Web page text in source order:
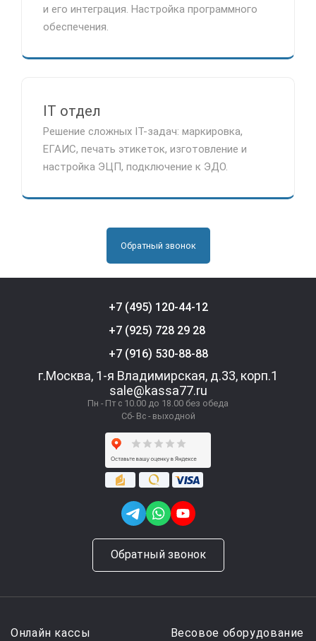
и его интеграция. Настройка программного
обеспечения.
IT отдел
Решение сложных IT-задач: маркировка,
ЕГАИС, печать этикеток, изготовление и
настройка ЭЦП, подключение к ЭДО.
Обратный звонок
+7 (495) 120-44-12
+7 (925) 728 29 28
+7 (916) 530-88-88
г.Москва, 1-я Владимирская, д.33, корп.1
sale@kassa77.ru
Пн - Пт с 10.00 до 18.00 без обеда
Сб- Вс - выходной
Обратный звонок
Онлайн кассы Весовое оборудование